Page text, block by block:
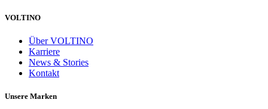
VOLTINO
Über VOLTINO
Karriere
News & Stories
Kontakt
Unsere Marken